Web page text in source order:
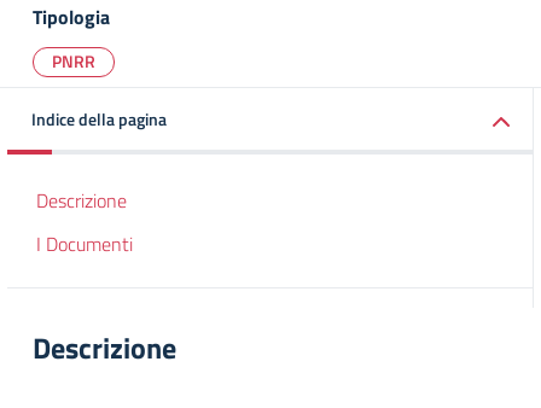
Tipologia
PNRR
Indice della pagina
Descrizione
I Documenti
Descrizione